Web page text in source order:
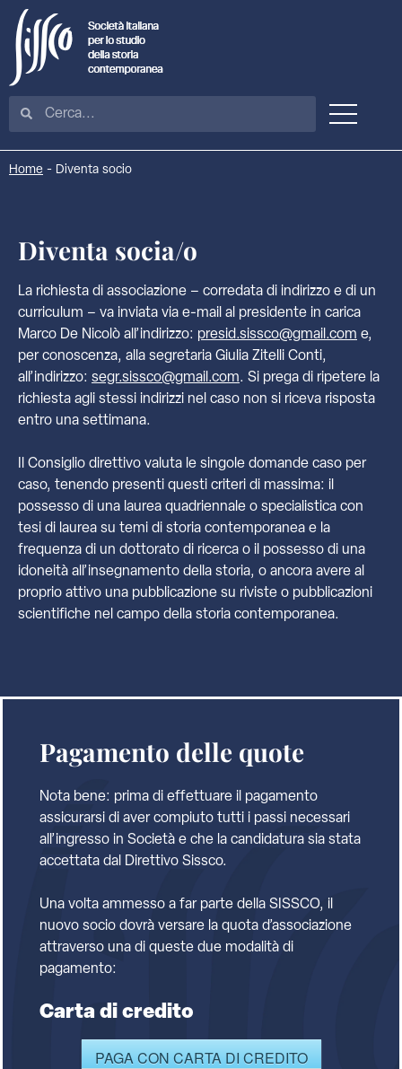
Home - Diventa socio
Diventa socia/o
La richiesta di associazione – corredata di indirizzo e di un
curriculum – va inviata via e-mail al presidente in carica
Marco De Nicolò all’indirizzo: presid.sissco@gmail.com e,
per conoscenza, alla segretaria Giulia Zitelli Conti,
all’indirizzo: segr.sissco@gmail.com. Si prega di ripetere la
richiesta agli stessi indirizzi nel caso non si riceva risposta
entro una settimana.
Il Consiglio direttivo valuta le singole domande caso per
caso, tenendo presenti questi criteri di massima: il
possesso di una laurea quadriennale o specialistica con
tesi di laurea su temi di storia contemporanea e la
frequenza di un dottorato di ricerca o il possesso di una
idoneità all’insegnamento della storia, o ancora avere al
proprio attivo una pubblicazione su riviste o pubblicazioni
scientifiche nel campo della storia contemporanea.
Pagamento delle quote
Nota bene: prima di effettuare il pagamento
assicurarsi di aver compiuto tutti i passi necessari
all’ingresso in Società e che la candidatura sia stata
accettata dal Direttivo Sissco.
Una volta ammesso a far parte della SISSCO, il
nuovo socio dovrà versare la quota d’associazione
attraverso una di queste due modalità di
pagamento:
Carta di credito
PAGA CON CARTA DI CREDITO